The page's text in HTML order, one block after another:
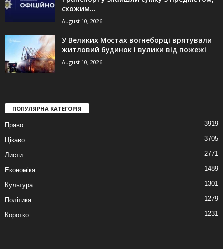
схожим...
August 10, 2026
У Великих Мостах вогнеборці врятували
житловий будинок і вулики від пожежі
August 10, 2026
ПОПУЛЯРНА КАТЕГОРІЯ
Право 3919
Цікаво 3705
Листи 2771
Економіка 1489
Культура 1301
Політика 1279
Коротко 1231